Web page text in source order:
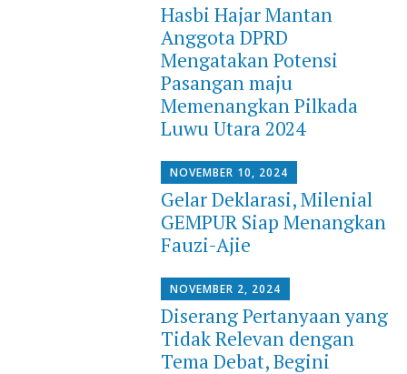
Hasbi Hajar Mantan
Anggota DPRD
Mengatakan Potensi
Pasangan maju
Memenangkan Pilkada
Luwu Utara 2024
NOVEMBER 10, 2024
Gelar Deklarasi, Milenial
GEMPUR Siap Menangkan
Fauzi-Ajie
NOVEMBER 2, 2024
Diserang Pertanyaan yang
Tidak Relevan dengan
Tema Debat, Begini